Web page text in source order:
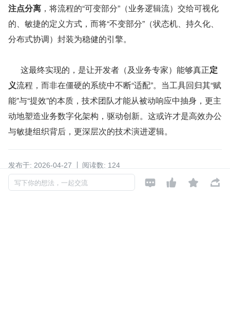
注点分离 ，将流程的“可变部分”（业务逻辑流）交给可视化
的、敏捷的定义方式，而将“不变部分”（状态机、持久化、
分布式协调）封装为稳健的引擎。
      这最终实现的，是让开发者（及业务专家）能够真正
定
义流程，而非在僵硬的系统中不断“适配”。当工具回归其“赋
能”与“提效”的本质，技术团队才能从被动响应中抽身，更主
动地塑造业务数字化架构，驱动创新。这或许才是高效办公
与敏捷组织背后，更深层次的技术演进逻辑。
发布于: 2026-04-27 阅读数: 124
如对本文有异议，可点此反馈
写下你的想法，一起交流    